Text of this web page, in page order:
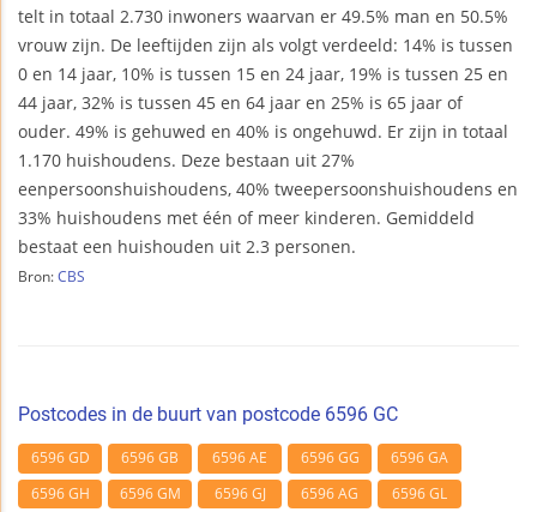
telt in totaal 2.730 inwoners waarvan er 49.5% man en 50.5%
vrouw zijn. De leeftijden zijn als volgt verdeeld: 14% is tussen
0 en 14 jaar, 10% is tussen 15 en 24 jaar, 19% is tussen 25 en
44 jaar, 32% is tussen 45 en 64 jaar en 25% is 65 jaar of
ouder. 49% is gehuwed en 40% is ongehuwd. Er zijn in totaal
1.170 huishoudens. Deze bestaan uit 27%
eenpersoonshuishoudens, 40% tweepersoonshuishoudens en
33% huishoudens met één of meer kinderen. Gemiddeld
bestaat een huishouden uit 2.3 personen.
Bron: CBS
Postcodes in de buurt van postcode 6596 GC
6596 GD 6596 GB 6596 AE 6596 GG
6596 GA
6596 GH
6596 GM 6596 GJ 6596 AG
6596 GL